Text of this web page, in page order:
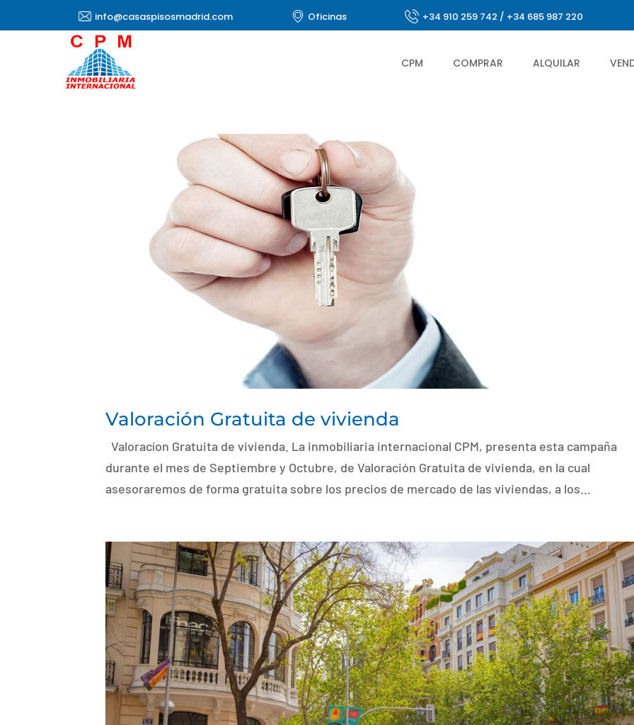
info@casaspisosmadrid.com Oficinas +34 910 259 742 / +34 685 987 220
CPM COMPRAR ALQUILAR
Valoración Gratuita de vivienda
Valoracíon Gratuita de vivienda. La inmobiliaria internacional CPM, presenta esta campaña
durante el mes de Septiembre y Octubre, de Valoración Gratuita de vivienda, en la cual
asesoraremos de forma gratuita sobre los precios de mercado de las viviendas, a los...